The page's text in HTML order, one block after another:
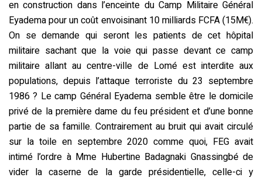
en construction dans l’enceinte du Camp Militaire Général
Eyadema pour un coût envoisinant 10 milliards FCFA (15M€).
On se demande qui seront les patients de cet hôpital
militaire sachant que la voie qui passe devant ce camp
militaire allant au centre-ville de Lomé est interdite aux
populations, depuis l’attaque terroriste du 23 septembre
1986 ? Le camp Général Eyadema semble être le domicile
privé de la première dame du feu président et d’une bonne
partie de sa famille. Contrairement au bruit qui avait circulé
sur la toile en septembre 2020 comme quoi, FEG avait
intimé l’ordre à Mme Hubertine Badagnaki Gnassingbé de
vider la caserne de la garde présidentielle, celle-ci y